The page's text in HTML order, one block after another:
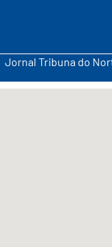
Jornal Tribuna do